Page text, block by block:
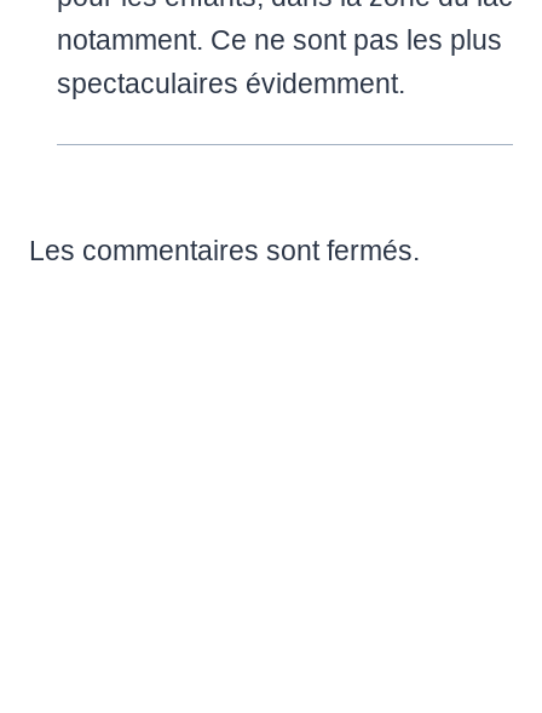
notamment. Ce ne sont pas les plus
spectaculaires évidemment.
Les commentaires sont fermés.